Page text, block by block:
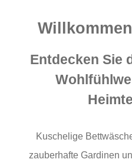
Entdecken Sie
Kuschelige
zauberhafte Gardinen